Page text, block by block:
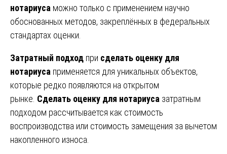
нотариуса можно только с применением научно
обоснованных методов, закреплённых в федеральных
стандартах оценки.
Затратный подход при сделать оценку для
нотариуса применяется для уникальных объектов,
которые редко появляются на открытом
рынке. Сделать оценку для нотариуса затратным
подходом рассчитывается как стоимость
воспроизводства или стоимость замещения за вычетом
накопленного износа.